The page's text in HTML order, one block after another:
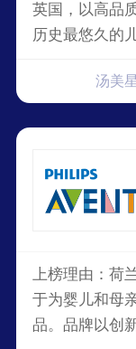
英国，以高品
历史最悠久的
器、餐具和婴
性和安全性而
品。2017年，
收购案，将汤
汤美
上榜理由：荷
于为婴儿和母
品。品牌以创